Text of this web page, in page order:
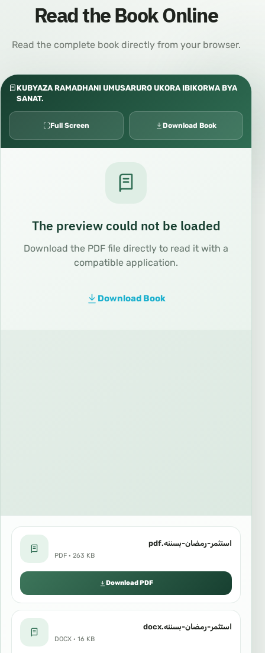
Read the Book Online
Read the complete book directly from your browser.
KUBYAZA RAMADHANI UMUSARURO UKORA IBIKORWA BYA
SANAT.
Full Screen Download Book
The preview could not be loaded
Download the PDF file directly to read it with a
compatible application.
Download Book
استثمر-رمضان-بسننه.pdf
PDF · 263 KB
Download PDF
استثمر-رمضان-بسننه.docx
DOCX · 16 KB